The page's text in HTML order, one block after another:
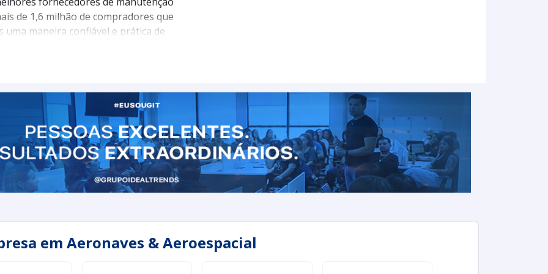
de 1,6 milhão de compradores que
maneira confiável e prática de
e descubra como a manutenção
em Aeronaves & Aeroespacial